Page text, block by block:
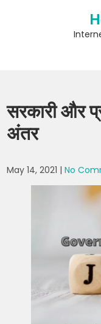
सरकारी और
अंतर
May 14, 2021 |No